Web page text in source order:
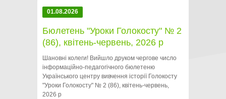
01.08.2026
Бюлетень "Уроки Голокосту" № 2
(86), квітень-червень, 2026 р
Шановні колеги! Вийшло друком чергове число
інформаційно-педагогічного бюлетеню
Українського центру вивчення історії Голокосту
"Уроки Голокосту" № 2 (86), квітень-червень,
2026 р